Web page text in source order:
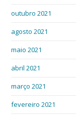
outubro 2021
agosto 2021
maio 2021
abril 2021
março 2021
fevereiro 2021